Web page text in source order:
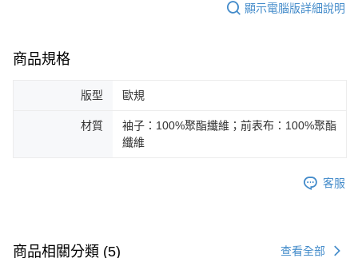
顯示電腦版詳細說明
商品規格
版型 歐規
材質
袖子：100%聚酯纖維；前表布：100%聚酯
纖維
客服
商品相關分類 (5) 查看全部